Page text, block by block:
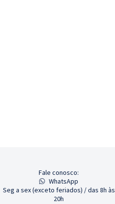
Fale conosco:
WhatsApp
Seg a sex (exceto feriados) / das 8h às
20h